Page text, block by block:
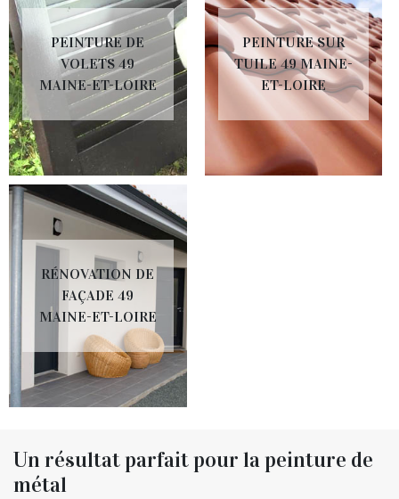
PEINTURE DE
VOLETS 49
MAINE-ET-LOIRE
PEINTURE SUR
TUILE 49 MAINE-
ET-LOIRE
RÉNOVATION DE
FAÇADE 49
MAINE-ET-LOIRE
Un résultat parfait pour la peinture de
métal